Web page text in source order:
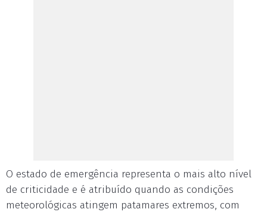
O estado de emergência representa o mais alto nível
de criticidade e é atribuído quando as condições
meteorológicas atingem patamares extremos, com